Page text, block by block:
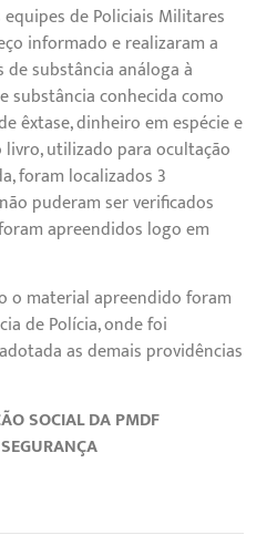
de Policiais Militares
informado e realizaram a
substância análoga à
substância conhecida como
êxtase, dinheiro em espécie e
utilizado para ocultação
foram localizados 3
puderam ser verificados
apreendidos logo em
o material apreendido foram
de Polícia, onde foi
as demais providências
SOCIAL DA PMDF